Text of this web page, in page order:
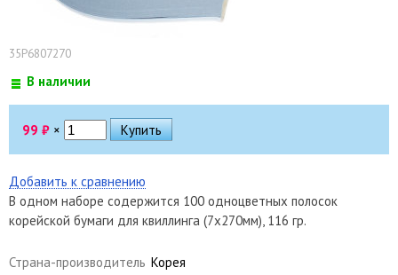
35P6807270
В наличии
99 ₽ ×
Добавить к сравнению
В одном наборе содержится 100 одноцветных полосок
корейской бумаги для квиллинга (7х270мм), 116 гр.
Страна-производитель Корея